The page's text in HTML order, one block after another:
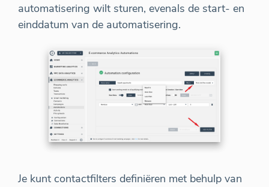
automatisering wilt sturen, evenals de start- en
einddatum van de automatisering.
Je kunt contactfilters definiëren met behulp van